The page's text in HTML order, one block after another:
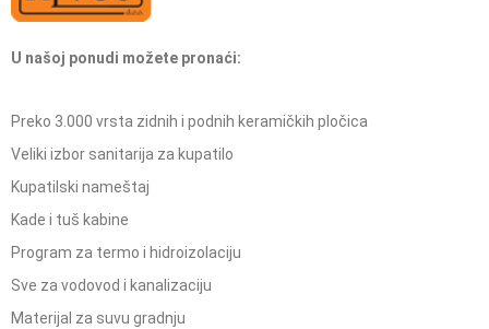
U našoj ponudi možete pronaći:
Preko 3.000 vrsta zidnih i podnih keramičkih pločica
Veliki izbor sanitarija za kupatilo
Kupatilski nameštaj
Kade i tuš kabine
Program za termo i hidroizolaciju
Sve za vodovod i kanalizaciju
Materijal za suvu gradnju